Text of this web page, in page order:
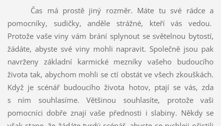
Čas má prostě jiný rozměr. Máte tu své rádce a
pomocníky, sudičky, anděle strážné, kteří vás vedou.
Protože vaše viny vám brání splynout se světelnou bytostí,
žádáte, abyste své viny mohli napravit. Společně jsou pak
navrženy základní karmické mezníky vašeho budoucího
života tak, abychom mohli se ctí obstát ve všech zkouškách.
Když je scénář budoucího života hotov, ptají se vás, zda
s ním souhlasíme. Většinou souhlasíte, protože vaši
pomocníci dobře znají vaše přednosti i slabiny. Někdy se